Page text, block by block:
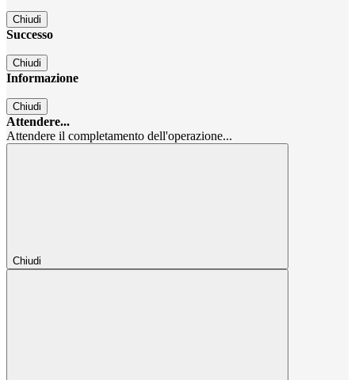
Chiudi
Successo
Chiudi
Informazione
Chiudi
Attendere...
Attendere il completamento dell'operazione...
Chiudi